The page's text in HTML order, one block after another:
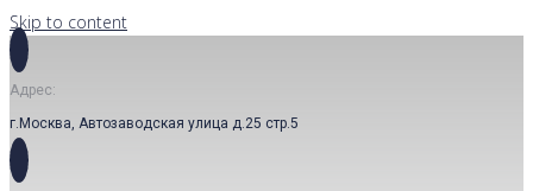
Skip to content
Адрес:
г.Москва, Автозаводская улица д.25 стр.5